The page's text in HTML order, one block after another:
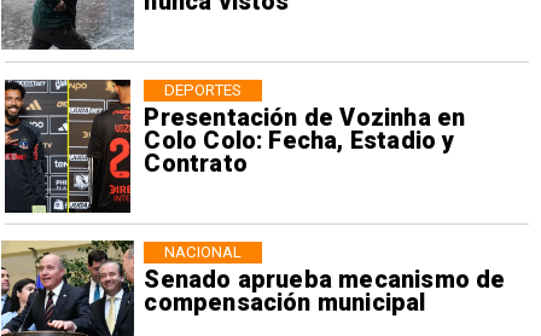
Presentación de Vozinha en
Colo Colo: Fecha, Estadio y
Contrato
DEPORTES
Senado aprueba mecanismo de
compensación municipal
NACIONAL